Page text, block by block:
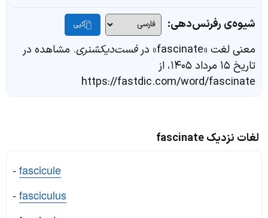
شیوه‌ی رفرنس‌دهی: کپی
معنی لغت «fascinate» در فست‌دیکشنری. مشاهده در
تاریخ ۱۵ مرداد ۱۴۰۵، از
https://fastdic.com/word/fascinate
لغات نزدیک fascinate
-fascicule
-fasciculus